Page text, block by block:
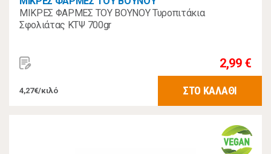
ΜΙΚΡΕΣ ΦΑΡΜΕΣ ΤΟΥ ΒΟΥΝΟΥ Τυροπιτάκια
Σφολιάτας ΚΤΨ 700gr
2,99 €
4,27€/κιλό ΣΤΟ ΚΑΛΑΘΙ